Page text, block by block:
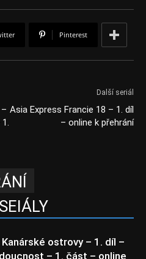
Pinterest
Další seriál
Asia Express Francie 18 – 1. díl
– online k přehrání
ostrovy – 1. díl –
– 1. část – online